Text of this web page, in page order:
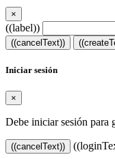
×
((label))
((cancelText))
Iniciar sesión
×
Debe iniciar sesión para
((cancelText))